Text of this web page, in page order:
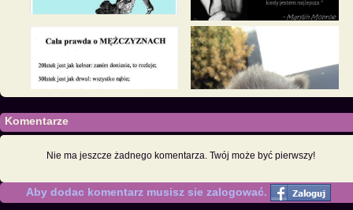
Komentarze
Nie ma jeszcze żadnego komentarza. Twój może być pierwszy!
Aby dodac komentarz musisz sie zalogować.